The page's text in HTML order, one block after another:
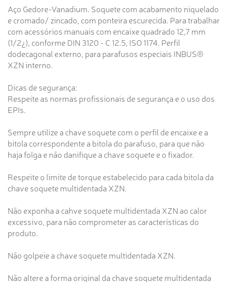
Aço Gedore-Vanadium. Soquete com acabamento niquelado
e cromado/ zincado, com ponteira escurecida. Para trabalhar
com acessórios manuais com encaixe quadrado 12,7 mm
(1/2¿), conforme DIN 3120 - C 12.5, ISO 1174. Perfil
dodecagonal externo, para parafusos especiais INBUS®
XZN interno.
Dicas de segurança:
Respeite as normas profissionais de segurança e o uso dos
EPIs.
Sempre utilize a chave soquete com o perfil de encaixe e a
bitola correspondente a bitola do parafuso, para que não
haja folga e não danifique a chave soquete e o fixador.
Respeite o limite de torque estabelecido para cada bitola da
chave soquete multidentada XZN.
Não exponha a cahve soquete multidentada XZN ao calor
excessivo, para não comprometer as características do
produto.
Não golpeie a chave soquete multidentada XZN.
Não altere a forma original da chave soquete multidentada